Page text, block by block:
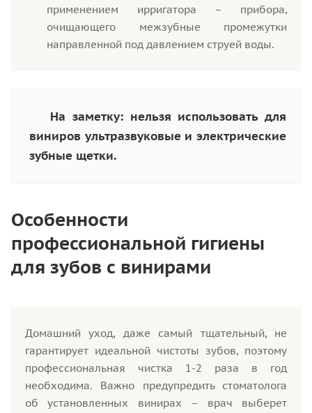
применением ирригатора – прибора,
очищающего межзубные промежутки
направленной под давлением струей воды.
На заметку: нельзя использовать для
виниров ультразвуковые и электрические
зубные щетки.
Особенности
профессиональной гигиены
для зубов с винирами
Домашний уход, даже самый тщательный, не
гарантирует идеальной чистоты зубов, поэтому
профессиональная чистка 1-2 раза в год
необходима. Важно предупредить стоматолога
об установленных винирах – врач выберет